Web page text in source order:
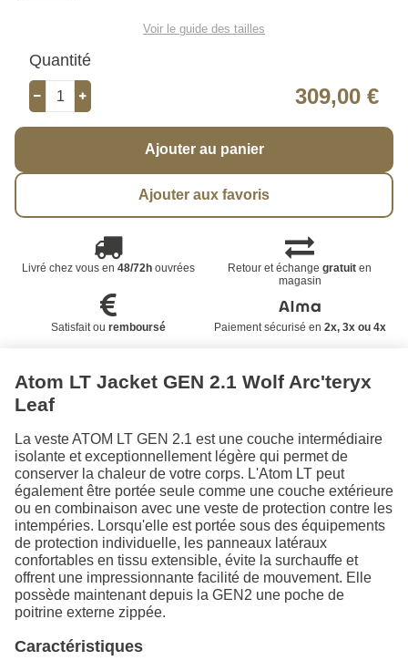
Voir le guide des tailles
Quantité
309,00 €
Ajouter au panier
Ajouter aux favoris
Livré chez vous en 48/72houvrées Retour et échangegratuit en
magasin
Satisfait ou remboursé Paiement sécurisé en 2x, 3x ou 4x
Atom LT Jacket GEN 2.1 Wolf Arc'teryx
Leaf
La veste ATOM LT GEN 2.1 est une couche intermédiaire
isolante et exceptionnellement légère qui permet de
conserver la chaleur de votre corps. L'Atom LT peut
également être portée seule comme une couche extérieure
ou en combinaison avec une veste de protection contre les
intempéries. Lorsqu'elle est portée sous des équipements
de protection individuelle, les panneaux latéraux
confortables en tissu extensible, évite la surchauffe et
offrent une impressionnante facilité de mouvement. Elle
possède maintenant depuis la GEN2 une poche de
poitrine externe zippée.
Caractéristiques